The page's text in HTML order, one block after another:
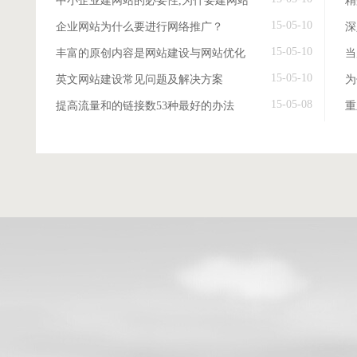
企业网站为什么要进行网络推广？ 15-05-10
丰富的原创内容是网站建设与网站优化 15-05-10
英文网站建设常见问题及解决方案 15-05-10
提高流量和的链接数53种最好的办法 15-05-08